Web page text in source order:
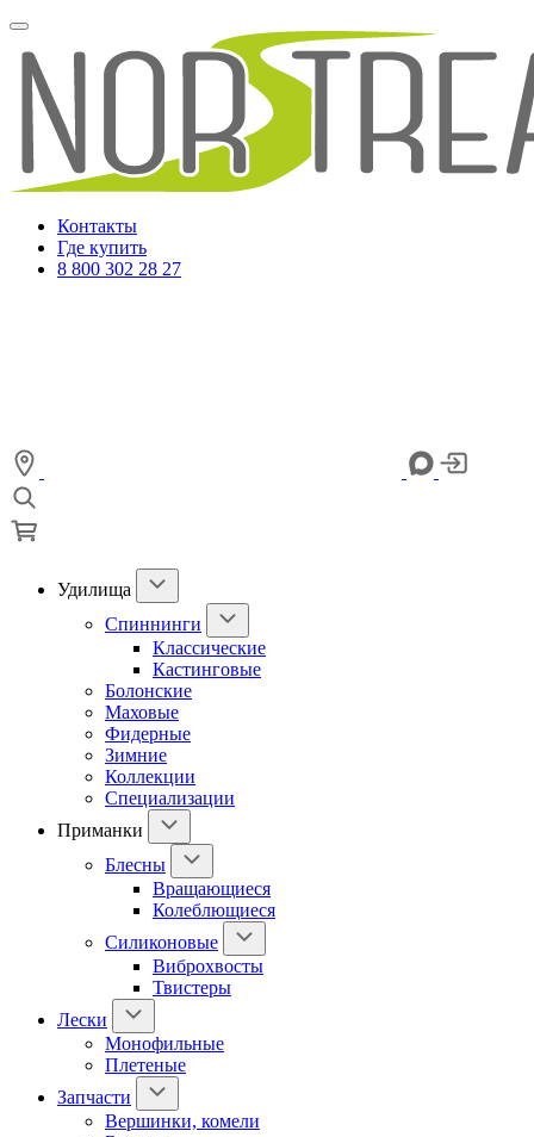
Контакты
Где купить
8 800 302 28 27
Удилища
Спиннинги
Классические
Кастинговые
Болонские
Маховые
Фидерные
Зимние
Коллекции
Специализации
Приманки
Блесны
Вращающиеся
Колеблющиеся
Силиконовые
Виброхвосты
Твистеры
Лески
Монофильные
Плетеные
Запчасти
Вершинки, комели